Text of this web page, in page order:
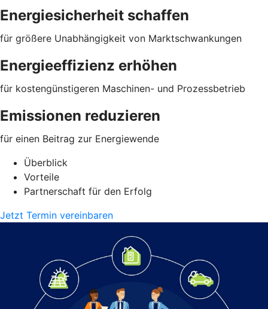
Energiesicherheit schaffen
für größere Unabhängigkeit von Marktschwankungen
Energieeffizienz erhöhen
für kostengünstigeren Maschinen- und Prozessbetrieb
Emissionen reduzieren
für einen Beitrag zur Energiewende
Überblick
Vorteile
Partnerschaft für den Erfolg
Jetzt Termin vereinbaren